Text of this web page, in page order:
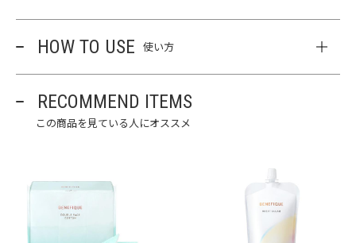
HOW TO USE 使い方
RECOMMEND ITEMS
この商品を見ている人にオススメ